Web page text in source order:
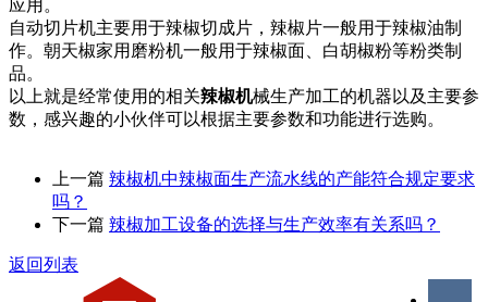
应用。
自动切片机主要用于辣椒切成片，辣椒片一般用于辣椒油制
作。朝天椒家用磨粉机一般用于辣椒面、白胡椒粉等粉类制
品。
以上就是经常使用的相关辣椒机械生产加工的机器以及主要参
数，感兴趣的小伙伴可以根据主要参数和功能进行选购。
上一篇 辣椒机中辣椒面生产流水线的产能符合规定要求
吗？
下一篇 辣椒加工设备的选择与生产效率有关系吗？
返回列表